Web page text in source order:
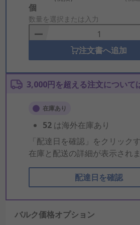
Add
to
Basket
個
数量を選択または入力
注文書へ追加
3,000円を超える注文について
在庫あり
52 は海外在庫あり
「配達日を確認」をクリックす
在庫と配送の詳細が表示されま
配達日を確認
バルク価格オプション